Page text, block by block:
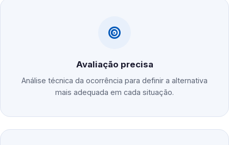
Avaliação precisa
Análise técnica da ocorrência para definir a alternativa
mais adequada em cada situação.